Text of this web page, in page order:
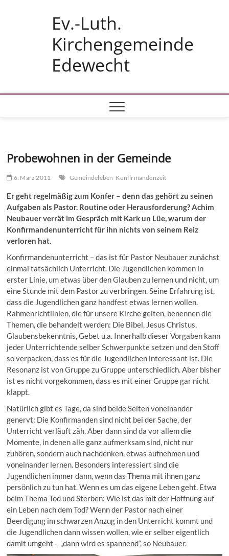
Ev.-Luth.
Kirchengemeinde
Edewecht
Probewohnen in der Gemeinde
6. März 2011 Gemeindeleben Konfirmandenzeit
Er geht regelmäßig zum Konfer – denn das gehört zu seinen
Aufgaben als Pastor. Routine oder Herausforderung? Achim
Neubauer verrät im Gespräch mit Kark un Lüe, warum der
Konfirmandenunterricht für ihn nichts von seinem Reiz
verloren hat.
Konfirmandenunterricht – das ist für Pastor Neubauer zunächst
einmal tatsächlich Unterricht. Die Jugendlichen kommen in
erster Linie, um etwas über den Glauben zu lernen und nicht, um
eine Stunde mit dem Pastor zu verbringen. Seine Erfahrung ist,
dass die Jugendlichen ganz handfest etwas lernen wollen.
Rahmenrichtlinien, die für unsere Kirche gelten, benennen die
Themen, die behandelt werden: Die Bibel, Jesus Christus,
Glaubensbekenntnis, Gebet u.a. Innerhalb dieser Vorgaben kann
jeder Unterrichtende selber Schwerpunkte setzen und den Stoff
so verpacken, dass es für die Jugendlichen interessant ist. Die
Resonanz ist von Gruppe zu Gruppe unterschiedlich. Aber bisher
ist es nicht vorgekommen, dass es mit einer Gruppe gar nicht
klappt.
Natürlich gibt es Tage, da sind beide Seiten voneinander
genervt: Die Konfirmanden sind nicht bei der Sache, der
Unterricht verläuft zäh. Aber dann sind da vor allem die
Momente, in denen alle ganz aufmerksam sind, nicht nur
zuhören, sondern auch nachdenken, etwas aufnehmen und
voneinander lernen. Besonders interessiert sind die
Jugendlichen immer dann, wenn das Thema mit ihnen ganz
persönlich zu tun hat. Wenn es um das eigene Leben geht. Etwa
beim Thema Tod und Sterben: Wie ist das mit der Hoffnung auf
ein Leben nach dem Tod? Wenn der Pastor nach einer
Beerdigung im schwarzen Anzug in den Unterricht kommt und
die Jugendlichen dann wissen wollen, wie er selber eigentlich
damit umgeht – „dann wird es spannend“, so Neubauer.